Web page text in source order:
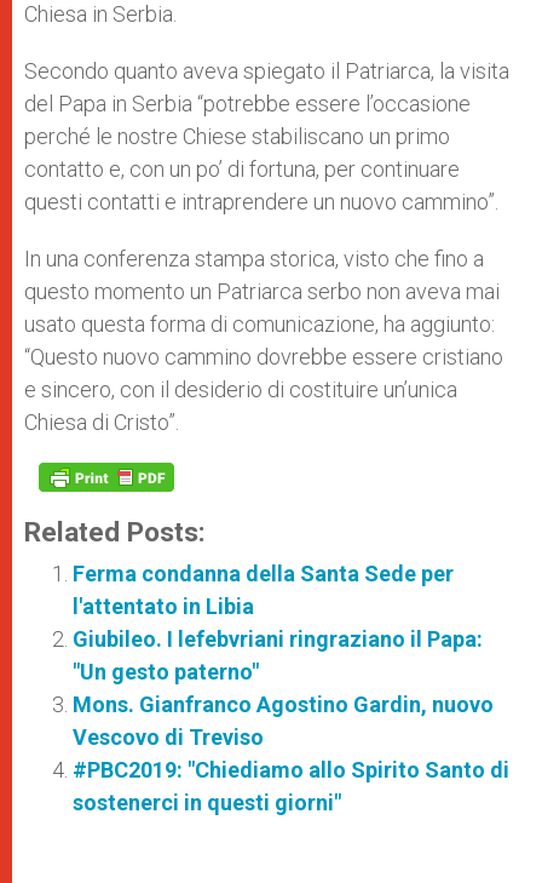
Chiesa in Serbia.
Secondo quanto aveva spiegato il Patriarca, la visita
del Papa in Serbia “potrebbe essere l’occasione
perché le nostre Chiese stabiliscano un primo
contatto e, con un po’ di fortuna, per continuare
questi contatti e intraprendere un nuovo cammino”.
In una conferenza stampa storica, visto che fino a
questo momento un Patriarca serbo non aveva mai
usato questa forma di comunicazione, ha aggiunto:
“Questo nuovo cammino dovrebbe essere cristiano
e sincero, con il desiderio di costituire un’unica
Chiesa di Cristo”.
Related Posts:
Ferma condanna della Santa Sede per
l'attentato in Libia
Giubileo. I lefebvriani ringraziano il Papa:
"Un gesto paterno"
Mons. Gianfranco Agostino Gardin, nuovo
Vescovo di Treviso
#PBC2019: "Chiediamo allo Spirito Santo di
sostenerci in questi giorni"